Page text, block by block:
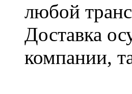
любой
Доставка
компании,